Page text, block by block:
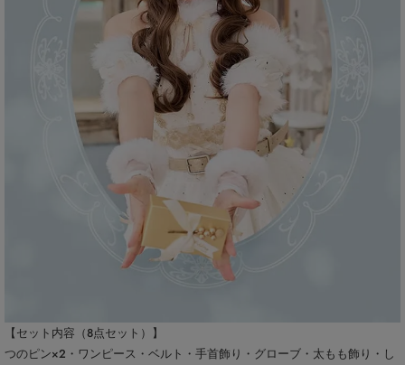
【セット内容（8点セット）】
つのピン×2・ワンピース・ベルト・手首飾り・グローブ・太もも飾り・し